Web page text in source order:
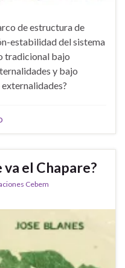
de estructura de
estabilidad del sistema
tradicional bajo
y bajo
el Chapare?
Cebem